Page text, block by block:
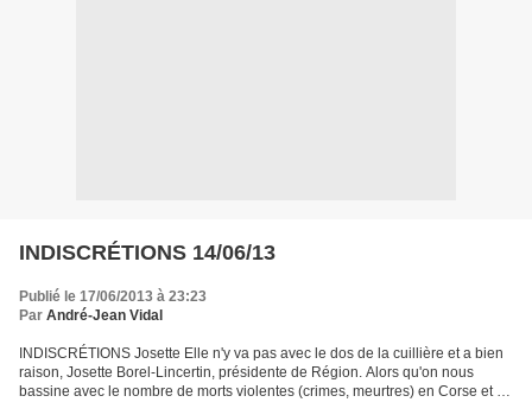
INDISCRÉTIONS 14/06/13
Publié le 17/06/2013 à 23:23
Par André-Jean Vidal
INDISCRÉTIONS Josette Elle n'y va pas avec le dos de la cuillière et a bien
raison, Josette Borel-Lincertin, présidente de Région. Alors qu'on nous
bassine avec le nombre de morts violentes (crimes, meurtres) en Corse et à